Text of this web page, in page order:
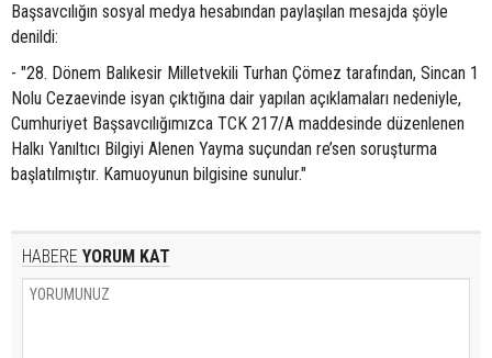
Başsavcılığın sosyal medya hesabından paylaşılan mesajda şöyle
denildi:
- "28. Dönem Balıkesir Milletvekili Turhan Çömez tarafından, Sincan 1
Nolu Cezaevinde isyan çıktığına dair yapılan açıklamaları nedeniyle,
Cumhuriyet Başsavcılığımızca TCK 217/A maddesinde düzenlenen
Halkı Yanıltıcı Bilgiyi Alenen Yayma suçundan re’sen soruşturma
başlatılmıştır. Kamuoyunun bilgisine sunulur."
HABERE YORUM KAT